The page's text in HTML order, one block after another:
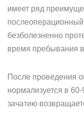
имеет ряд
безболезненно
время пребывания в
После проведения
нормализуется в
зачатию